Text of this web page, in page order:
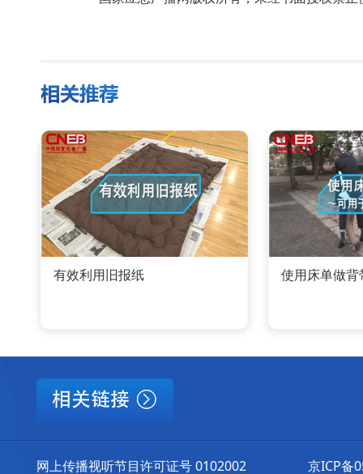
有效利用旧报纸 使用床单做背
网上传播视听节目许可证号 0102002 京ICP备